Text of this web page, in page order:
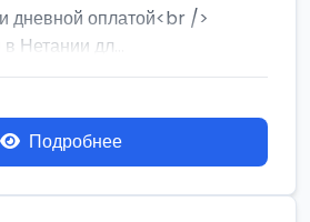
дневной оплатой<br />
Нетании дл...
Подробнее